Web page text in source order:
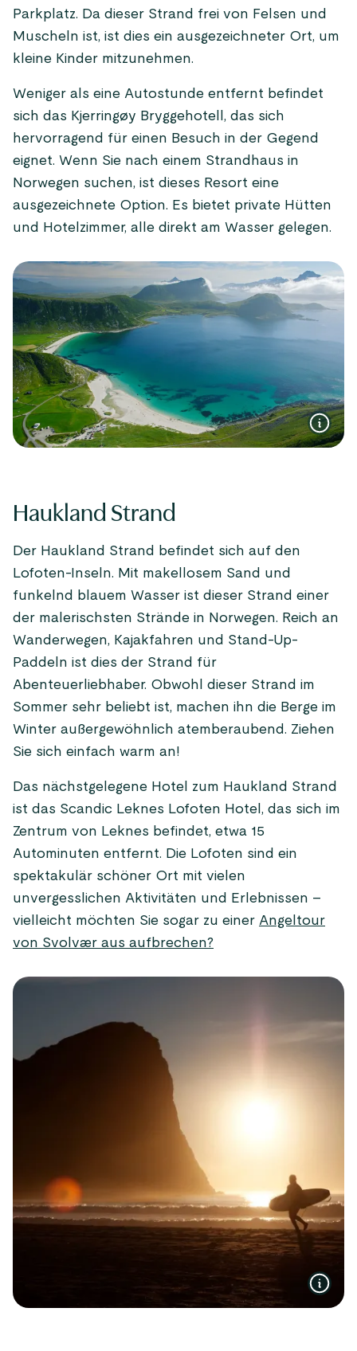
Parkplatz. Da dieser Strand frei von Felsen und
Muscheln ist, ist dies ein ausgezeichneter Ort, um
kleine Kinder mitzunehmen.
Weniger als eine Autostunde entfernt befindet
sich das Kjerringøy Bryggehotell, das sich
hervorragend für einen Besuch in der Gegend
eignet. Wenn Sie nach einem Strandhaus in
Norwegen suchen, ist dieses Resort eine
ausgezeichnete Option. Es bietet private Hütten
und Hotelzimmer, alle direkt am Wasser gelegen.
Haukland Strand
Der Haukland Strand befindet sich auf den
Lofoten-Inseln. Mit makellosem Sand und
funkelnd blauem Wasser ist dieser Strand einer
der malerischsten Strände in Norwegen. Reich an
Wanderwegen, Kajakfahren und Stand-Up-
Paddeln ist dies der Strand für
Abenteuerliebhaber. Obwohl dieser Strand im
Sommer sehr beliebt ist, machen ihn die Berge im
Winter außergewöhnlich atemberaubend. Ziehen
Sie sich einfach warm an!
Das nächstgelegene Hotel zum Haukland Strand
ist das Scandic Leknes Lofoten Hotel, das sich im
Zentrum von Leknes befindet, etwa 15
Autominuten entfernt. Die Lofoten sind ein
spektakulär schöner Ort mit vielen
unvergesslichen Aktivitäten und Erlebnissen –
vielleicht möchten Sie sogar zu einer Angeltour
von Svolvær aus aufbrechen?